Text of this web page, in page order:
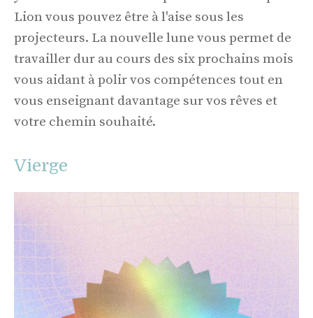
Lion vous pouvez être à l'aise sous les
projecteurs. La nouvelle lune vous permet de
travailler dur au cours des six prochains mois
vous aidant à polir vos compétences tout en
vous enseignant davantage sur vos rêves et
votre chemin souhaité.
Vierge